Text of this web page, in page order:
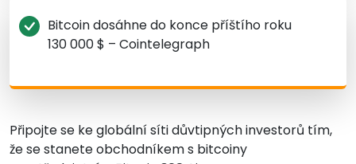
Bitcoin dosáhne do konce příštího roku
130 000 $ – Cointelegraph
Připojte se ke globální síti důvtipných investorů tím,
že se stanete obchodníkem s bitcoiny